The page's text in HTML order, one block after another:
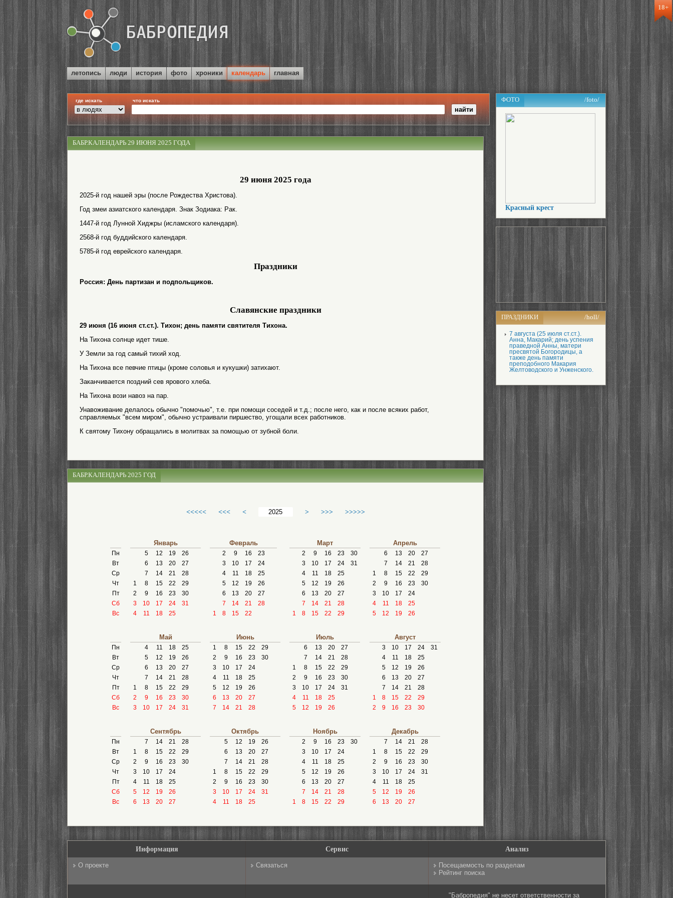
18+
летопись люди история фото хроники календарь главная
где искать что искать ФОТО /foto/
Красный крест
ПРАЗДНИКИ /holl/
7 августа (25 июля ст.ст.).
Анна, Макарий; день успения
праведной Анны, матери
пресвятой Богородицы, а
также день памяти
преподобного Макария
Желтоводского и Унженского.
БАБР.КАЛЕНДАРЬ 29 ИЮНЯ 2025 ГОДА
29 июня 2025 года
2025-й год нашей эры (после Рождества Христова).
Год змеи азиатского календаря. Знак Зодиака: Рак.
1447-й год Лунной Хиджры (исламского календаря).
2568-й год буддийского календаря.
5785-й год еврейского календаря.
Праздники
Россия: День партизан и подпольщиков.
Славянские праздники
29 июня (16 июня ст.ст.). Тихон; день памяти святителя Тихона.
На Тихона солнце идет тише.
У Земли за год самый тихий ход.
На Тихона все певчие птицы (кроме соловья и кукушки) затихают.
Заканчивается поздний сев ярового хлеба.
На Тихона вози навоз на пар.
Унавоживание делалось обычно "помочью", т.е. при помощи соседей и т.д.; после него, как и после всяких работ,
справляемых "всем миром", обычно устраивали пиршество, угощали всех работников.
К святому Тихону обращались в молитвах за помощью от зубной боли.
БАБР.КАЛЕНДАРЬ 2025 ГОД
<<<<< <<< < > >>> >>>>>
Пн
Вт
Ср
Чт
Пт
Сб
Вс
Январь
5 12 19
26
6
13 20
27
7
14 21
28
1
8 15 22
29
2
9 16 23
30
3
10 17 24
31
4
11 18 25
Февраль
2 9 16
23
3
10 17
24
4
11 18
25
5
12 19
26
6
13 20
27
7
14 21
28
1
8 15 22
Март
2 9 16 23
30
3
10 17 24
31
4
11 18
25
5
12 19
26
6
13 20
27
7
14 21
28
1
8 15 22 29
Апрель
6 13 20
27
7
14 21
28
1
8 15 22
29
2
9 16 23
30
3
10 17
24
4
11 18
25
5
12 19 26
Пн
Вт
Ср
Чт
Пт
Сб
Вс
Май
4 11 18
25
5
12 19
26
6
13 20
27
7
14 21
28
1
8 15 22
29
2
9 16 23
30
3
10 17 24 31
Июнь
1 8 15 22
29
2
9 16 23
30
3
10 17
24
4
11 18
25
5
12 19
26
6
13 20
27
7
14 21 28
Июль
6 13 20
27
7
14 21
28
1
8 15 22
29
2
9 16 23
30
3
10 17 24
31
4
11 18
25
5
12 19 26
Август
3 10 17 24
31
4
11 18
25
5
12 19
26
6
13 20
27
7
14 21
28
1
8 15 22
29
2
9 16 23 30
Пн
Вт
Ср
Чт
Пт
Сб
Вс
Сентябрь
7 14 21
28
1
8 15 22
29
2
9 16 23
30
3
10 17
24
4
11 18
25
5
12 19
26
6
13 20 27
Октябрь
5 12 19
26
6
13 20
27
7
14 21
28
1
8 15 22
29
2
9 16 23
30
3
10 17 24
31
4
11 18 25
Ноябрь
2 9 16 23
30
3
10 17
24
4
11 18
25
5
12 19
26
6
13 20
27
7
14 21
28
1
8 15 22 29
Декабрь
7 14 21
28
1
8 15 22
29
2
9 16 23
30
3
10 17 24
31
4
11 18
25
5
12 19
26
6
13 20 27
Информация Сервис Анализ
О проекте Связаться
Посещаемость по разделам
Рейтинг поиска
"Бабропедия" не несет ответственности за